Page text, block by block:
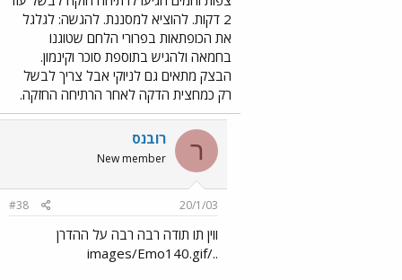
2 דקות. להוציא למסננת. להגשה: לגלגל
את הכופתאות בפרורי הלחם שטוגנו
בחמאה ולהגיש בתוספת סוכר וקינמון.
הבצק מתאים גם לניוקי אבל צריך לבשל
רק כמחצית הדקה לאחר הרתיחה החזקה.
ר רובנס
New member
20/1/03
#38
ווין תו תודה רבה רבה על ההדרן
../images/Emo140.gif